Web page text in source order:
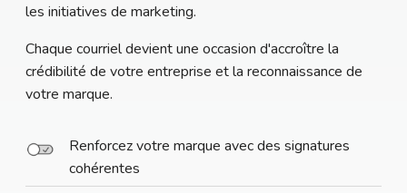
les initiatives de marketing.
Chaque courriel devient une occasion d'accroître la
crédibilité de votre entreprise et la reconnaissance de
votre marque.
Renforcez votre marque avec des signatures
cohérentes